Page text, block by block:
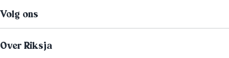
Volg ons
Over Riksja